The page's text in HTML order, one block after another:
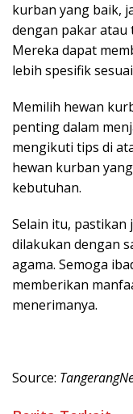
kurban yang baik,
dengan pakar atau
Mereka dapat
lebih spesifik
Memilih hewan
penting dalam
mengikuti tips di
hewan kurban
kebutuhan.
Selain itu, pastikan
dilakukan dengan
agama. Semoga
memberikan
menerimanya.
Source: